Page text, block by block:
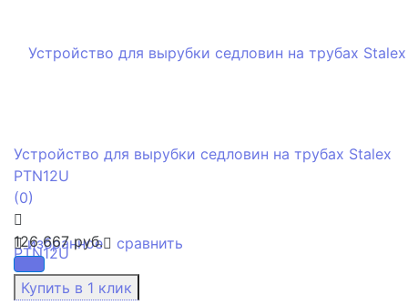
избранное сравнить
Устройство для вырубки седловин на трубах Stalex
PTN12U
(0)
126 667 руб.